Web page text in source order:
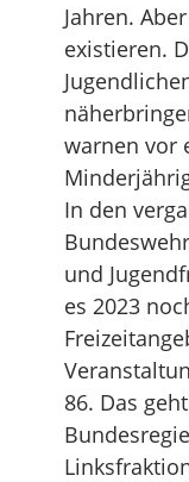
Jahren.
existieren.
warnen vor
In den
und
es 2023
86. Das